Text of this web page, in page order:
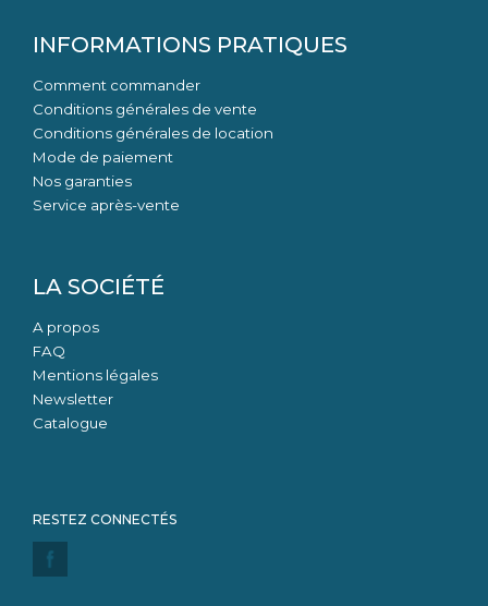
INFORMATIONS PRATIQUES
Comment commander
Conditions générales de vente
Conditions générales de location
Mode de paiement
Nos garanties
Service après-vente
LA SOCIÉTÉ
A propos
FAQ
Mentions légales
Newsletter
Catalogue